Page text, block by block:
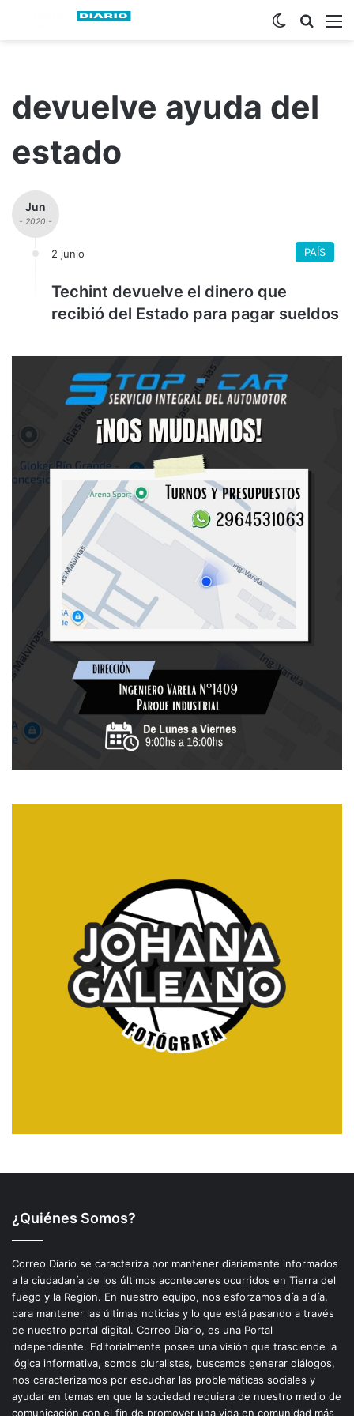
Buscar
Switch skin
devuelve ayuda del
estado
Jun
- 2020 -
2 junio PAÍS
Techint devuelve el dinero que
recibió del Estado para pagar sueldos
¿Quiénes Somos?
Correo Diario se caracteriza por mantener diariamente informados
a la ciudadanía de los últimos aconteceres ocurridos en Tierra del
fuego y la Region. En nuestro equipo, nos esforzamos día a día,
para mantener las últimas noticias y lo que está pasando a través
de nuestro portal digital. Correo Diario, es una Portal
independiente. Editorialmente posee una visión que trasciende la
lógica informativa, somos pluralistas, buscamos generar diálogos,
nos caracterizamos por escuchar las problemáticas sociales y
ayudar en temas en que la sociedad requiera de nuestro medio de
comunicación con el fin de promover una vida en comunidad más